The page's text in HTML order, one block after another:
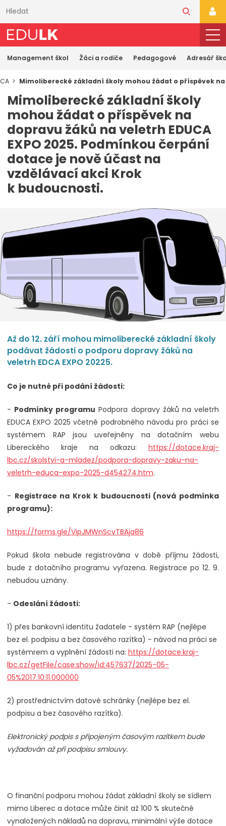
obsahu
Management škol Žáci a rodiče Pedagogové Adresář
Mimoliberecké základní školy mohou žádat o příspěvek
Mimoliberecké základní školy
mohou žádat o příspěvek na
dopravu žáků na veletrh EDUCA
EXPO 2025. Podmínkou čerpání
dotace je nově účast na
vzdělávací akci Krok
k budoucnosti.
Až do 12. září mohou mimoliberecké základní školy
podávat žádosti o podporu dopravy žáků na
veletrh EDCA EXPO 20225.
Co je nutné při podání žádosti:
- Podmínky programu Podpora dopravy žáků na veletrh
EDUCA EXPO 2025 včetně podrobného návodu pro práci se
systémem RAP jsou uveřejněny na dotačním webu
Libereckého kraje na odkazu: https://dotace.kraj-
lbc.cz/skolstvi-a-mladez/podpora-dopravy-zaku-na-
veletrh-educa-expo-2025-d454274.htm.
- Registrace na Krok k budoucnosti (nová podmínka
programu):
https://forms.gle/VipJMWnScvTBAja86
Pokud škola nebude registrována v době příjmu žádosti,
bude z dotačního programu vyřazena. Registrace po 12. 9.
nebudou uznány.
- Odeslání žádosti:
1) přes bankovní identitu žadatele - systém RAP (nejlépe
bez el. podpisu a bez časového razítka) - návod na práci se
systémrem a vyplnění žádosti na: https://dotace.kraj-
lbc.cz/getFile/case:show/id:457637/2025-05-
05%2017:10:11.000000
2) prostřednictvím datové schránky (nejlépe bez el.
podpisu a bez časového razítka).
Elektronický podpis s připojeným časovým razítkem bude
vyžadován až při podpisu smlouvy.
O finanční podporu mohou žádat základní školy se sídlem
mimo Liberec a dotace může činit až 100 % skutečně
vynaložených nákladů na dopravu, minimální výše dotace